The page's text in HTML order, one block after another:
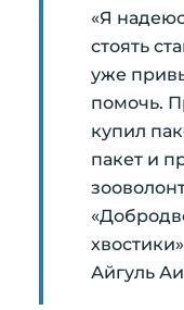
«Я
стоять
уже
помочь.
купил
пакет и
Айгуль